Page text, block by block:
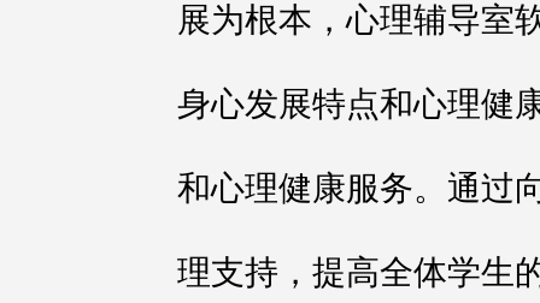
展为根本，心理辅导室
身心发展特点和心理健
和心理健康服务。通过
理支持，提高全体学生